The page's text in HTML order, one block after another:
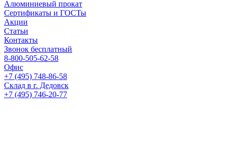
Алюминиевый прокат
Сертификаты и ГОСТы
Акции
Статьи
Контакты
Звонок бесплатный
8-800-505-62-58
Офис
+7 (495) 748-86-58
Склад в г. Дедовск
+7 (495) 746-20-77